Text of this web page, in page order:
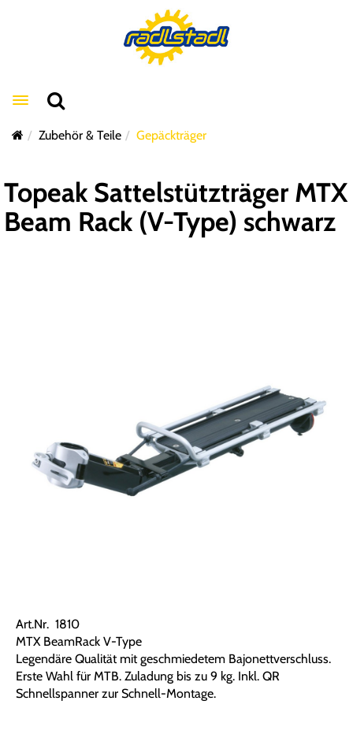
Toggle navigation
Zubehör & Teile Gepäckträger
Topeak Sattelstützträger MTX
Beam Rack (V-Type) schwarz
Art.Nr. 1810
MTX BeamRack V-Type
Legendäre Qualität mit geschmiedetem Bajonettverschluss.
Erste Wahl für MTB. Zuladung bis zu 9 kg. Inkl. QR
Schnellspanner zur Schnell-Montage.